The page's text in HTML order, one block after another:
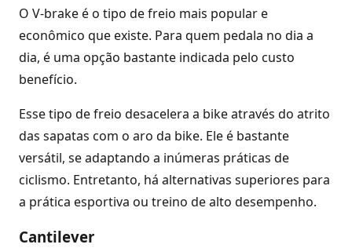
O V-brake é o tipo de freio mais popular e
econômico que existe. Para quem pedala no dia a
dia, é uma opção bastante indicada pelo custo
benefício.
Esse tipo de freio desacelera a bike através do atrito
das sapatas com o aro da bike. Ele é bastante
versátil, se adaptando a inúmeras práticas de
ciclismo. Entretanto, há alternativas superiores para
a prática esportiva ou treino de alto desempenho.
Cantilever